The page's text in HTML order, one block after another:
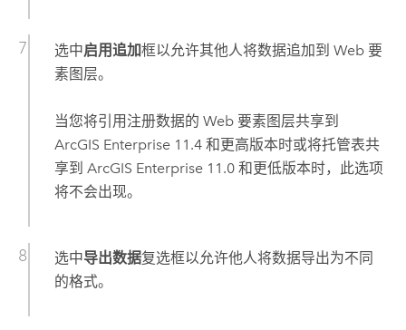
选中启用追加框以允许其他人将数据追加到 Web 要
素图层。
当您将引用注册数据的 Web 要素图层共享到
ArcGIS Enterprise 11.4和更高版本时或将托管表共
享到 ArcGIS Enterprise 11.0和更低版本时，此选项
将不会出现。
选中导出数据复选框以允许他人将数据导出为不同
的格式。